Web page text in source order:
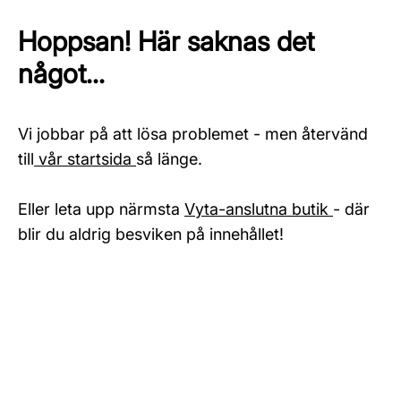
Hoppsan! Här saknas det
något...
Vi jobbar på att lösa problemet - men återvänd
till vår startsida så länge.
Eller leta upp närmsta Vyta-anslutna butik - där
blir du aldrig besviken på innehållet!